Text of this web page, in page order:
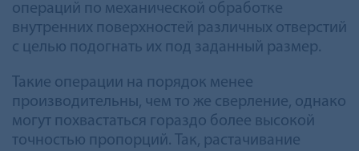
операций по механической обработке
внутренних поверхностей различных отверстий
с целью подогнать их под заданный размер.
Такие операции на порядок менее
производительны, чем то же сверление, однако
могут похвастаться гораздо более высокой
точностью пропорций. Так, растачивание